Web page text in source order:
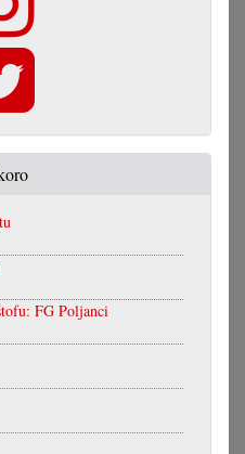
FG Poljanci